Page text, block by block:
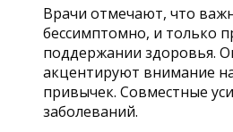
Врачи отмечают, что
бессимптомно, и только
поддержании здоровья.
акцентируют внимание
привычек. Совместные
заболеваний.